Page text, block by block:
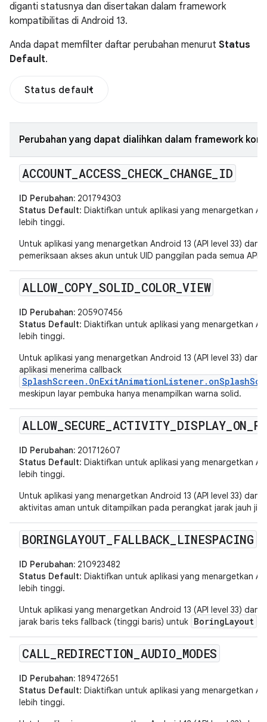
diganti statusnya dan disertakan dalam framework
kompatibilitas di Android 13.
Anda dapat memfilter daftar perubahan menurut Status
Default.
Status default
Perubahan yang dapat dialihkan dalam framework
ACCOUNT ACCESS CHECK CHANGE ID
ID Perubahan: 201794303
Status Default: Diaktifkan untuk aplikasi yang menargetkan
lebih tinggi.
Untuk aplikasi yang menargetkan Android 13 (API level 33) dan
pemeriksaan akses akun untuk UID panggilan pada semua API
ALLOW_ COPY_SOLID COLOR_VIEW
ID Perubahan: 205907456
Status Default: Diaktifkan untuk aplikasi yang menargetkan
lebih tinggi.
Untuk aplikasi yang menargetkan Android 13 (API level 33) dan
aplikasi menerima callback
meskipun layar pembuka hanya menampilkan warna solid.
ALLOW_ SECURE ACTIVITY_ DISPLAY_ ON
ID Perubahan: 201712607
Status Default: Diaktifkan untuk aplikasi yang menargetkan
lebih tinggi.
Untuk aplikasi yang menargetkan Android 13 (API level 33) dan
aktivitas aman untuk ditampilkan pada perangkat jarak jauh
BORINGLAYOUT FALLBACK LINESPACING
ID Perubahan: 210923482
Status Default: Diaktifkan untuk aplikasi yang menargetkan
lebih tinggi.
Untuk aplikasi yang menargetkan Android 13 (API level 33) dan
jarak baris teks fallback (tinggi baris) untuk BoringLayout
CALL REDIRECTION AUDIO_ MODES
ID Perubahan: 189472651
Status Default: Diaktifkan untuk aplikasi yang menargetkan
lebih tinggi.